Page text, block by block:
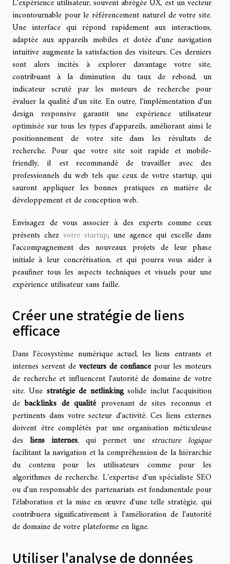
L'expérience utilisateur, souvent abrégée UX, est un vecteur
incontournable pour le référencement naturel de votre site.
Une interface qui répond rapidement aux interactions,
adaptée aux appareils mobiles et dotée d'une navigation
intuitive augmente la satisfaction des visiteurs. Ces derniers
sont alors incités à explorer davantage votre site,
contribuant à la diminution du taux de rebond, un
indicateur scruté par les moteurs de recherche pour
évaluer la qualité d'un site. En outre, l'implémentation d'un
design responsive garantit une expérience utilisateur
optimisée sur tous les types d'appareils, améliorant ainsi le
positionnement de votre site dans les résultats de
recherche. Pour que votre site soit rapide et mobile-
friendly, il est recommandé de travailler avec des
professionnels du web tels que ceux de votre startup, qui
sauront appliquer les bonnes pratiques en matière de
développement et de conception web.
Envisagez de vous associer à des experts comme ceux
présents chez votre startup, une agence qui excelle dans
l'accompagnement des nouveaux projets de leur phase
initiale à leur concrétisation, et qui pourra vous aider à
peaufiner tous les aspects techniques et visuels pour une
expérience utilisateur sans faille.
Créer une stratégie de liens
efficace
Dans l'écosystème numérique actuel, les liens entrants et
internes servent de vecteurs de confiancepour les moteurs
de recherche et influencent l'autorité de domaine de votre
site. Une stratégie de netlinkingsolide inclut l'acquisition
debacklinks de qualitéprovenant de sites reconnus et
pertinents dans votre secteur d'activité. Ces liens externes
doivent être complétés par une organisation méticuleuse
des liens internes, qui permet une structure logique
facilitant la navigation et la compréhension de la hiérarchie
du contenu pour les utilisateurs comme pour les
algorithmes de recherche. L'expertise d'un spécialiste SEO
ou d'un responsable des partenariats est fondamentale pour
l'élaboration et la mise en œuvre d'une telle stratégie, qui
contribuera significativement à l'amélioration de l'autorité
de domaine de votre plateforme en ligne.
Utiliser l'analyse de données